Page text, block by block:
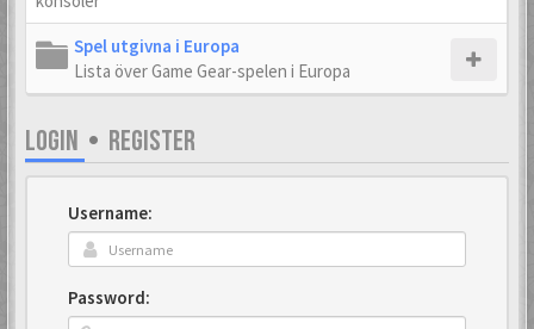
Spel utgivna i Europa
Lista över Game Gear-spelen i Europa
LOGIN • REGISTER
Username:
Password: